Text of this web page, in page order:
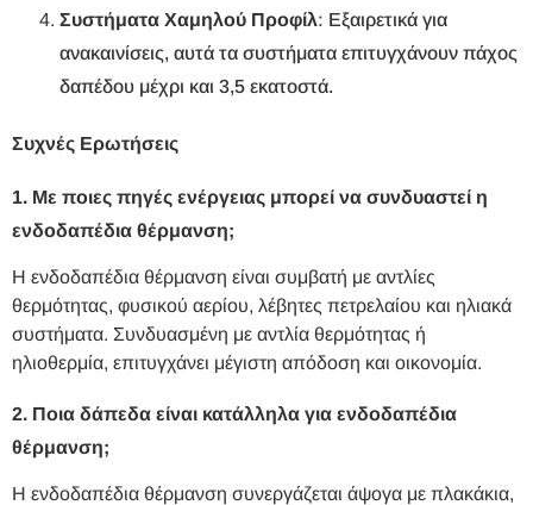
Συστήματα Χαμηλού Προφίλ: Εξαιρετικά για
ανακαινίσεις, αυτά τα συστήματα επιτυγχάνουν πάχος
δαπέδου μέχρι και 3,5 εκατοστά.
Συχνές Ερωτήσεις
1. Με ποιες πηγές ενέργειας μπορεί να συνδυαστεί η
ενδοδαπέδια θέρμανση;
Η ενδοδαπέδια θέρμανση είναι συμβατή με αντλίες
θερμότητας, φυσικού αερίου, λέβητες πετρελαίου και ηλιακά
συστήματα. Συνδυασμένη με αντλία θερμότητας ή
ηλιοθερμία, επιτυγχάνει μέγιστη απόδοση και οικονομία.
2. Ποια δάπεδα είναι κατάλληλα για ενδοδαπέδια
θέρμανση;
Η ενδοδαπέδια θέρμανση συνεργάζεται άψογα με πλακάκια,